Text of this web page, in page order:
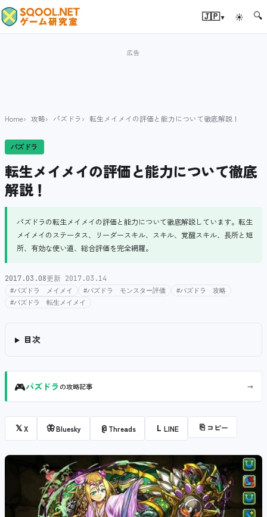
🇯🇵▾ ☀ 🔍
Home 攻略 パズドラ 転生メイメイの評価と能力について徹底解説！
パズドラ
転生メイメイの評価と能力について徹底
解説！
パズドラの転生メイメイの評価と能力について徹底解説しています。転生
メイメイのステータス、リーダースキル、スキル、覚醒スキル、長所と短
所、有効な使い道、総合評価を完全網羅。
2017.03.08更新 2017.03.14
#パズドラ メイメイ #パズドラ モンスター評価
#パズドラ 攻略
#パズドラ 転生メイメイ
目次
🎮パズドラの攻略記事 →
𝕏X 🦋Bluesky @ Threads L LINE ⎘ コピー